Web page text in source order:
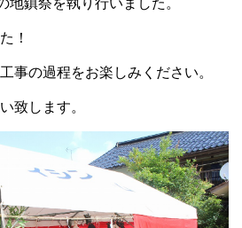
鎮祭を執り行いました。
！
事の過程をお楽しみください。
致します。